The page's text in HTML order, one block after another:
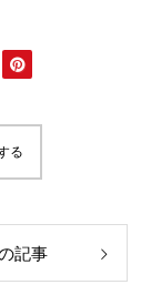
る
記事